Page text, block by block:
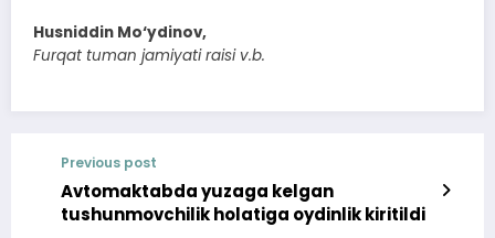
Husniddin Mo‘ydinov,
Furqat tuman jamiyati raisi v.b.
Previous post
Avtomaktabda yuzaga kelgan
tushunmovchilik holatiga oydinlik kiritildi